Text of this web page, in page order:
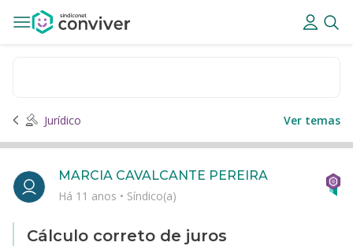
Jurídico Ver temas
Cálculo correto de juros
MARCIA CAVALCANTE PEREIRA
Há 11 anos • Síndico(a)